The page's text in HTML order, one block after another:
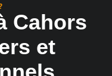
Cahors
et